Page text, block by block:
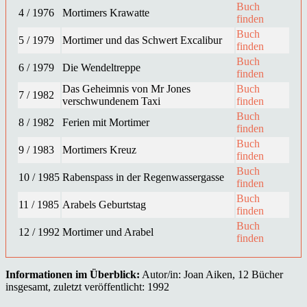
4 / 1976
Mortimers Krawatte
Buch
finden
5 / 1979
Mortimer und das Schwert Excalibur
Buch
finden
6 / 1979
Die Wendeltreppe
Buch
finden
7 / 1982
Das Geheimnis von Mr Jones
verschwundenem Taxi
Buch
finden
8 / 1982
Ferien mit Mortimer
Buch
finden
9 / 1983
Mortimers Kreuz
Buch
finden
10 / 1985 Rabenspass in der Regenwassergasse
Buch
finden
11 / 1985 Arabels Geburtstag
Buch
finden
12 / 1992 Mortimer und Arabel
Buch
finden
Informationen im Überblick: Autor/in: Joan Aiken, 12 Bücher
insgesamt, zuletzt veröffentlicht: 1992